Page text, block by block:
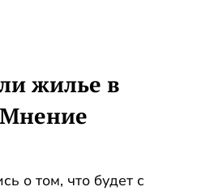
жилье в
Мнение
о том, что будет с